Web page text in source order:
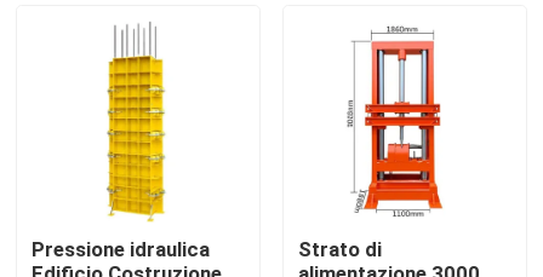
Casa
Pressione idraulica
Strato di